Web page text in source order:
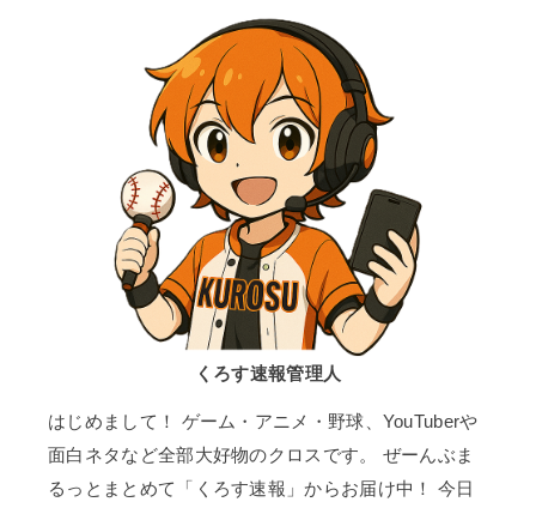
くろす速報管理人
はじめまして！ ゲーム・アニメ・野球、YouTuberや
面白ネタなど全部大好物のクロスです。 ぜーんぶま
るっとまとめて「くろす速報」からお届け中！ 今日